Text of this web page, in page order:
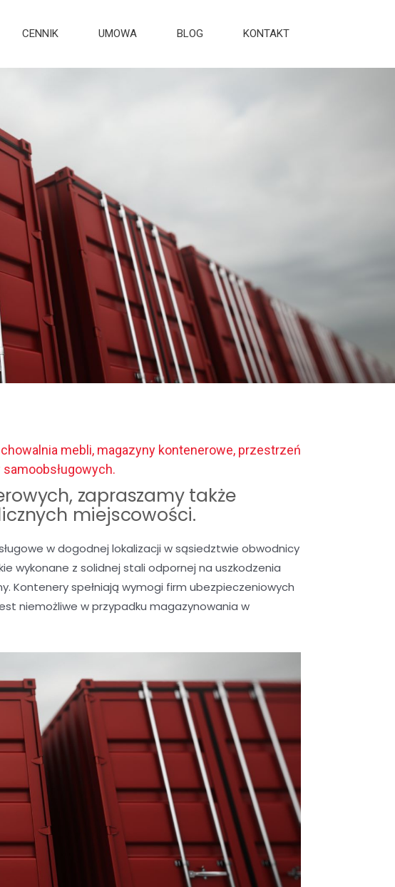
CENNIK UMOWA BLOG KONTAKT
mebli, magazyny kontenerowe, przestrzeń
zapraszamy także
miejscowości.
w dogodnej lokalizacji w sąsiedztwie obwodnicy
wykonane z solidnej stali odpornej na uszkodzenia
Kontenery spełniają wymogi firm ubezpieczeniowych
niemożliwe w przypadku magazynowania w